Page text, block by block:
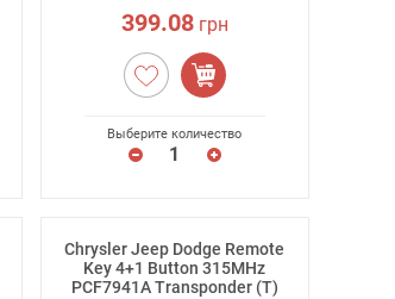
399.08грн
Выберите количество
Chrysler Jeep Dodge Remote
Key 4+1 Button 315MHz
PCF7941A Transponder (T)